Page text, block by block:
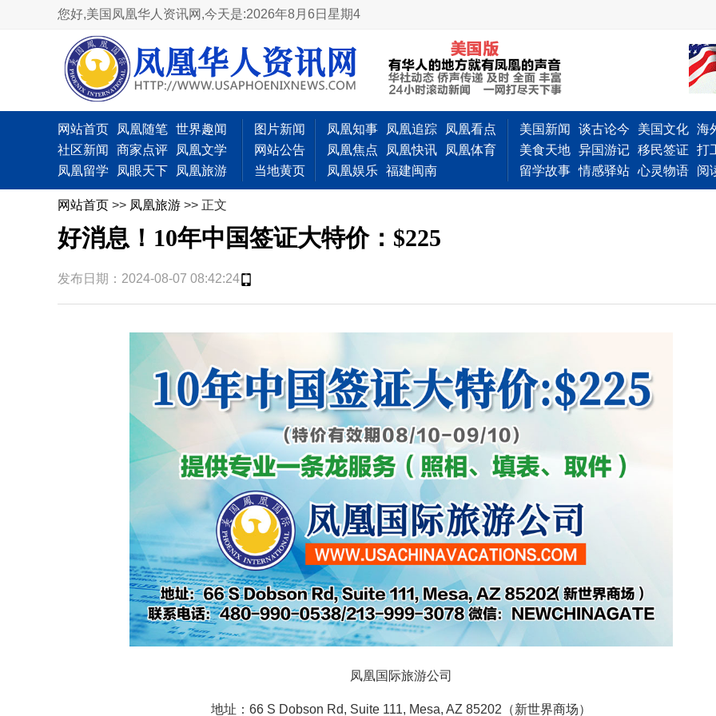
您好,美国凤凰华人资讯网,今天是:2026年8月6日星期4
网站首页 凤凰随笔 世界趣闻
社区新闻
商家点评
凤凰文学
凤凰留学
凤眼天下 凤凰旅游
图片新闻
网站公告
当地黄页
凤凰知事 凤凰追踪
凤凰看点
凤凰焦点
凤凰快讯
凤凰体育
凤凰娱乐 福建闽南
美国新闻 谈古论今 美国文化 海
美食天地 异国游记 移民签证
打
留学故事 情感驿站 心灵物语 阅
网站首页 >> 凤凰旅游 >> 正文
好消息！10年中国签证大特价：$225
发布日期：2024-08-07 08:42:24
凤凰国际旅游公司
地址：66 S Dobson Rd, Suite 111, Mesa, AZ 85202（新世界商场）